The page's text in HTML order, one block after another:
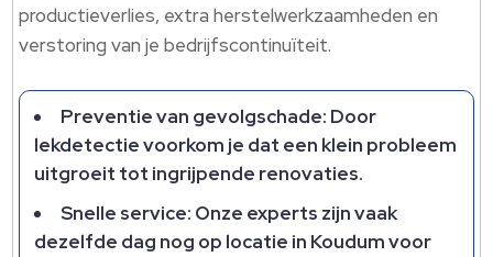
productieverlies, extra herstelwerkzaamheden en
verstoring van je bedrijfscontinuïteit.​
Preventie van gevolgschade: Door
lekdetectie voorkom je dat een klein probleem
uitgroeit tot ingrijpende renovaties.​
Snelle service: Onze experts zijn vaak
dezelfde dag nog op locatie in Koudum voor